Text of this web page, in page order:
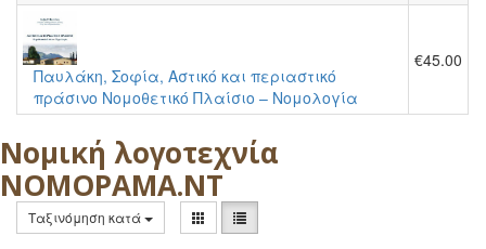
Παυλάκη, Σοφία, Αστικό και περιαστικό
πράσινο Νομοθετικό Πλαίσιο – Νομολογία
€45.00
Νομική λογοτεχνία
ΝΟΜΟΡΑΜΑ.ΝΤ
Ταξινόμηση κατά